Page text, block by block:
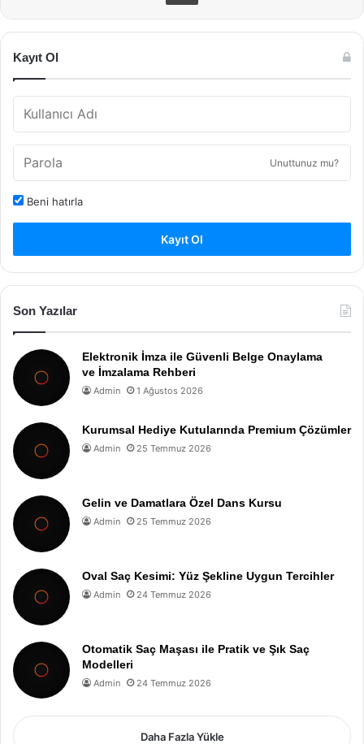
Kayıt Ol
Unuttunuz mu?
Beni hatırla
Kayıt Ol
Son Yazılar
Elektronik İmza ile Güvenli Belge Onaylama
ve İmzalama Rehberi
Admin 1 Ağustos 2026
Kurumsal Hediye Kutularında Premium Çözümler
Admin 25 Temmuz 2026
Gelin ve Damatlara Özel Dans Kursu
Admin 25 Temmuz 2026
Oval Saç Kesimi: Yüz Şekline Uygun Tercihler
Admin 24 Temmuz 2026
Otomatik Saç Maşası ile Pratik ve Şık Saç
Modelleri
Admin 24 Temmuz 2026
Daha Fazla Yükle